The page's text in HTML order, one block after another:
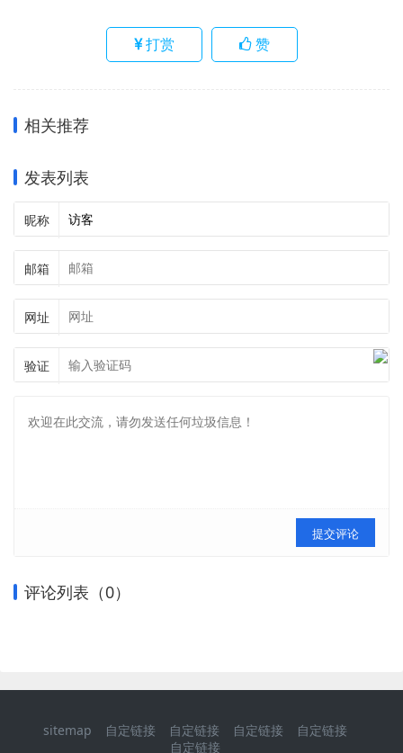
打赏 赞
相关推荐
发表列表
昵称
邮箱
网址
验证
提交评论
评论列表（0）
sitemap 自定链接 自定链接 自定链接
自定链接
自定链接